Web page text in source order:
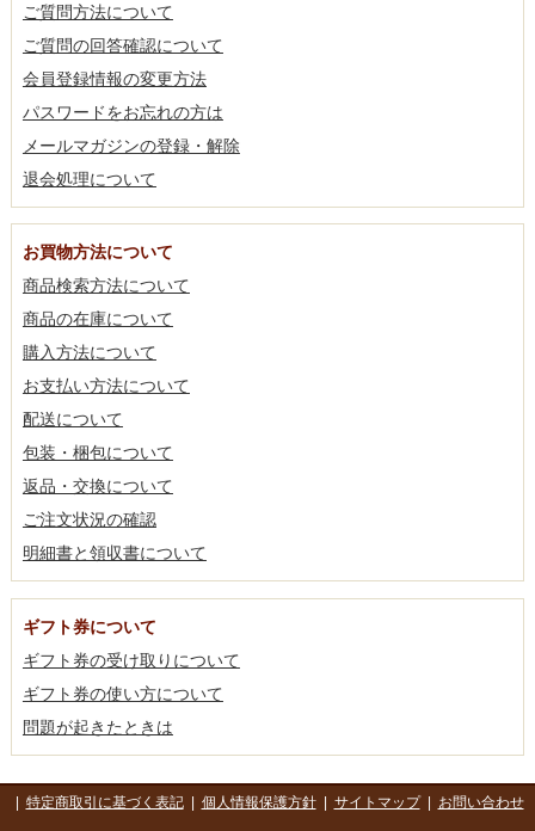
ご質問方法について
ご質問の回答確認について
会員登録情報の変更方法
パスワードをお忘れの方は
メールマガジンの登録・解除
退会処理について
お買物方法について
商品検索方法について
商品の在庫について
購入方法について
お支払い方法について
配送について
包装・梱包について
返品・交換について
ご注文状況の確認
明細書と領収書について
ギフト券について
ギフト券の受け取りについて
ギフト券の使い方について
問題が起きたときは
特定商取引に基づく表記| 個人情報保護方針| サイトマップ| お問い合わせ